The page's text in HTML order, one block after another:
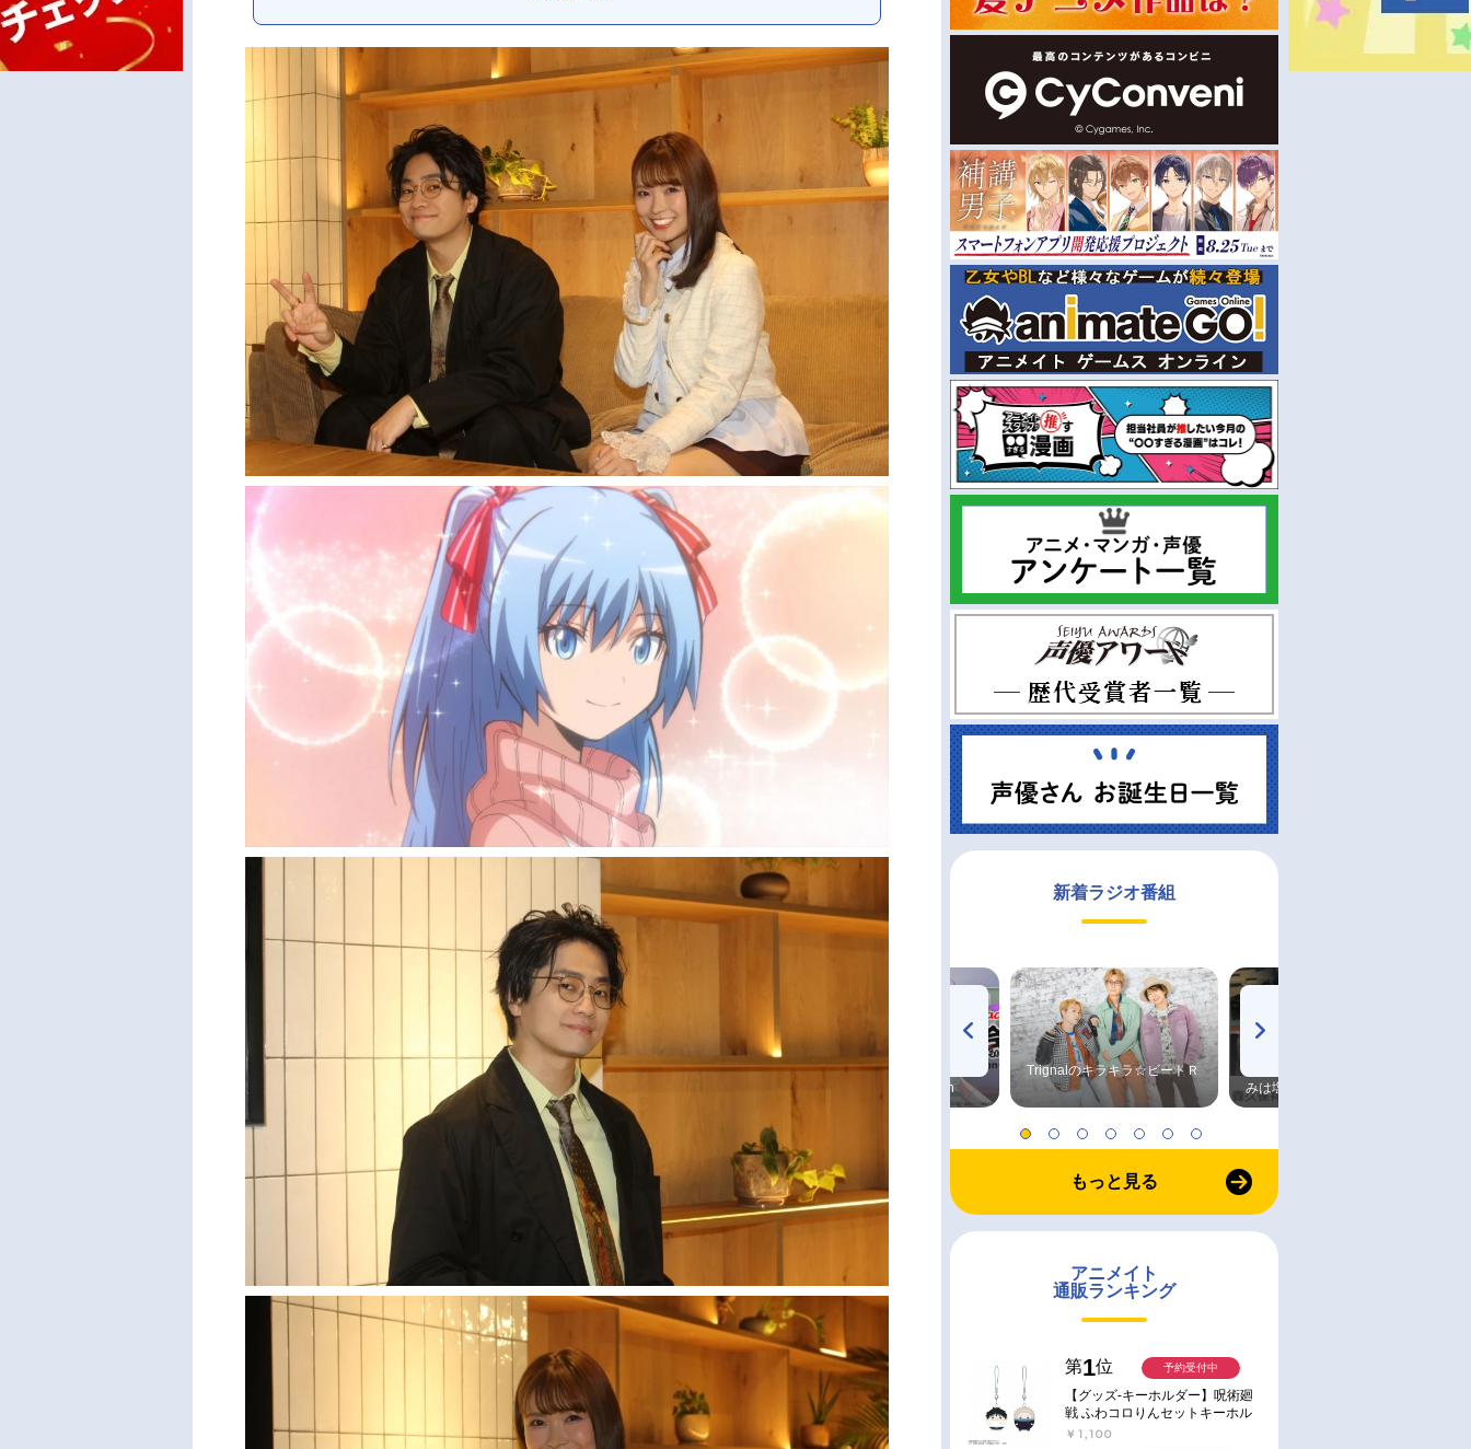
新着ラジオ番組
高橋美紀のおんぷの気持ち
♪ in アニメイトタイムズ
TVアニメ『戦隊大失格』
radio 大直会 2nd season
Trignalのキラキラ☆ビートＲ
みは塩だけ
もっと見る
アニメイト
通販ランキング
第1位
【グッズ-キーホルダー】呪術廻
戦 ふわコロりんセットキーホル
ダー【アニメイト特典付】
￥1,100
予約受付中